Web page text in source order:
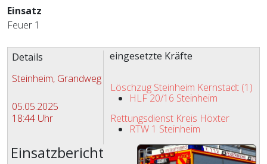
Einsatz
Feuer 1
Details
Steinheim, Grandweg
05.05.2025
18:44 Uhr
eingesetzte Kräfte
Löschzug Steinheim Kernstadt (1)
HLF 20/16 Steinheim
Rettungsdienst Kreis Höxter
RTW 1 Steinheim
Einsatzbericht